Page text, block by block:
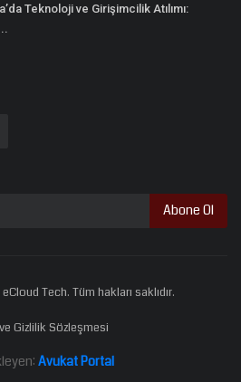
Teknoloji ve Girişimcilik Atılımı:
Abone Ol
Tech. Tüm hakları saklıdır.
ve Gizlilik Sözleşmesi
Avukat Portal